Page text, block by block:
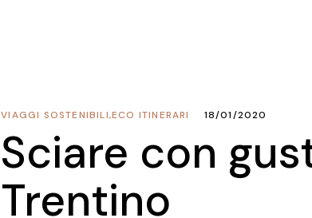
ECO ITINERARI
,
VIAGGI SOSTENIBILI 18/01/2020
Sciare con
Trentino